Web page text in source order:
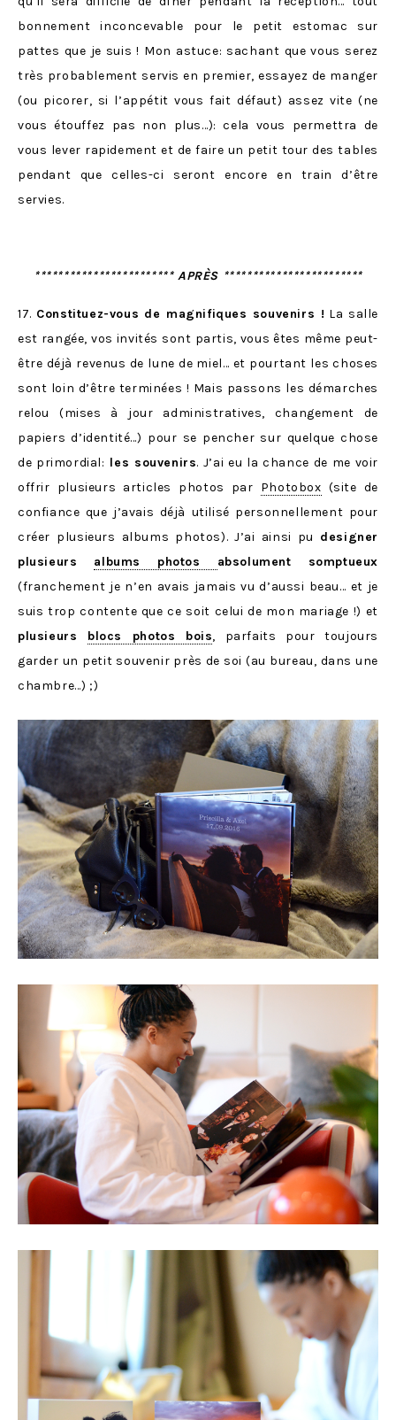
bonnement inconcevable pour le petit estomac sur
pattes que je suis ! Mon astuce: sachant que vous serez
très probablement servis en premier, essayez de manger
(ou picorer, si l’appétit vous fait défaut) assez vite (ne
vous étouffez pas non plus…): cela vous permettra de
vous lever rapidement et de faire un petit tour des tables
pendant que celles-ci seront encore en train d’être
servies.
************************ APRÈS ************************
17. Constituez-vous de magnifiques souvenirs ! La salle
est rangée, vos invités sont partis, vous êtes même peut-
être déjà revenus de lune de miel… et pourtant les choses
sont loin d’être terminées ! Mais passons les démarches
relou (mises à jour administratives, changement de
papiers d’identité…) pour se pencher sur quelque chose
de primordial: les souvenirs. J’ai eu la chance de me voir
offrir plusieurs articles photos par Photobox (site de
confiance que j’avais déjà utilisé personnellement pour
créer plusieurs albums photos). J’ai ainsi pu designer
plusieurs albums photos absolument somptueux
(franchement je n’en avais jamais vu d’aussi beau… et je
suis trop contente que ce soit celui de mon mariage !) et
plusieurs blocs photos bois, parfaits pour toujours
garder un petit souvenir près de soi (au bureau, dans une
chambre…) ;)